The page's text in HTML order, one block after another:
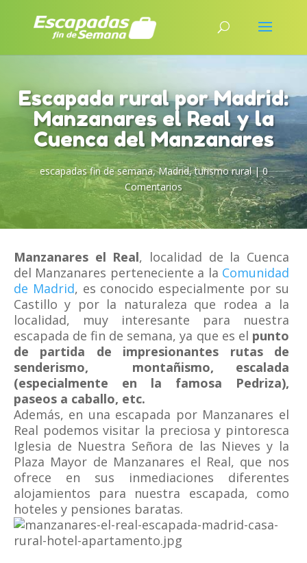
Escapada rural por Madrid:
Manzanares el Real y la
Cuenca del Manzanares
escapadas fin de semana,Madrid,turismo rural|0
Comentarios
Manzanares el Real, localidad de la Cuenca
del Manzanares perteneciente a la Comunidad
de Madrid, es conocido especialmente por su
Castillo y por la naturaleza que rodea a la
localidad, muy interesante para nuestra
escapada de fin de semana, ya que es el punto
de partida de impresionantes rutas de
senderismo, montañismo, escalada
(especialmente en la famosa Pedriza),
paseos a caballo, etc.
Además, en una escapada por Manzanares el
Real podemos visitar la preciosa y pintoresca
Iglesia de Nuestra Señora de las Nieves y la
Plaza Mayor de Manzanares el Real, que nos
ofrece en sus inmediaciones diferentes
alojamientos para nuestra escapada, como
hoteles y pensiones baratas.